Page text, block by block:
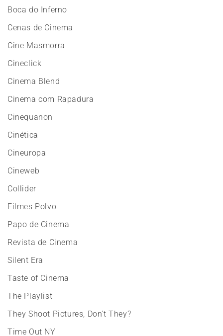
Boca do Inferno
Cenas de Cinema
Cine Masmorra
Cineclick
Cinema Blend
Cinema com Rapadura
Cinequanon
Cinética
Cineuropa
Cineweb
Collider
Filmes Polvo
Papo de Cinema
Revista de Cinema
Silent Era
Taste of Cinema
The Playlist
They Shoot Pictures, Don't They?
Time Out NY